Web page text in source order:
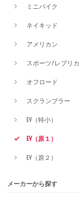
ミニバイク
ネイキッド
アメリカン
スポーツ/レプリカ
オフロード
スクランブラー
EV（特小）
EV（原１）
EV（原２）
メーカーから探す
価格